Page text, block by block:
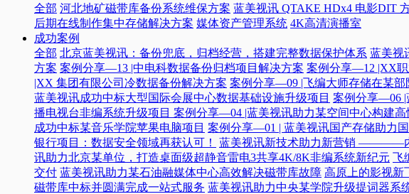
全部 河北地矿磁带库备份系统维保方案 蓝美视讯 QTAKE HDx4 电影DIT
后期在线制作集中存储解决方案 媒体资产管理系统 4K高清演播室
成功案例
全部 北京蓝美视讯：备份兜底，归档经营，搭建完整数据保护体系 蓝美视
方案 案例分享—13 |中电科数据备份归档项目解决方案 案例分享—12 |XX
|XX 集团有限公司冷数据备份解决方案 案例分享—09 |飞编大师存储在某部
蓝美视讯成功中标大型国际会展中心数据基础设施升级项目 案例分享—06 |
播电视台非编系统升级项目​ 案例分享—04 |蓝美视讯助力某空间中心构建高
成功中标某音乐学院苹果电脑项目 案例分享—01 | 蓝美视讯国产存储助力
银行项目：数据安全领域再获认可！
蓝美视讯新技术助力新营销 ————
讯助力北京某单位，打造桌面级超静音雷电3共享4K/8K非编系统新纪元 飞
交付 蓝美视讯助力某石油融媒体中心高效解决磁带库故障 高原上的影视新
磁带库中标并圆满完成一站式服务 蓝美视讯助力中央某学院升级提词器系